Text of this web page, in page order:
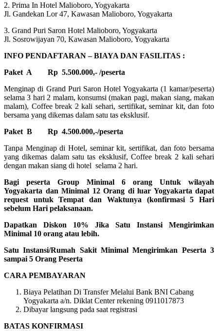
2. Prima In Hotel Malioboro, Yogyakarta
Jl. Gandekan Lor 47, Kawasan Malioboro, Yogyakarta
3. Grand Puri Saron Hotel Malioboro, Yogyakarta
Jl. Sosrowijayan 70, Kawasan Malioboro, Yogyakarta
INFO PENDAFTARAN – BIAYA DAN FASILITAS :
Paket A Rp 5.500.000,- /peserta
Menginap di Grand Puri Saron Hotel Yogyakarta (1 kamar/peserta)
selama 3 hari 2 malam, konsumsi (makan pagi, makan siang, makan
malam), Coffee break 2 kali sehari, sertifikat, seminar kit, dan foto
bersama yang dikemas dalam satu tas eksklusif.
Paket B Rp 4.500.000,-/peserta
Tanpa Menginap di Hotel, seminar kit, sertifikat, dan foto bersama
yang dikemas dalam satu tas eksklusif, Coffee break 2 kali sehari
dengan makan siang di hotel selama 2 hari.
Bagi peserta Group Minimal 6 orang Untuk wilayah
Yogyakarta dan Minimal 12 Orang di luar Yogyakarta dapat
request untuk Tempat dan Waktunya (konfirmasi 5 Hari
sebelum Hari pelaksanaan.
Dapatkan Diskon 10% Jika Satu Instansi Mengirimkan
Minimal 10 orang atau lebih.
Satu Instansi/Rumah Sakit Minimal Mengirimkan Peserta 3
sampai 5 Orang Peserta
CARA PEMBAYARAN
Biaya Pelatihan Di Transfer Melalui Bank BNI Cabang
Yogyakarta a/n. Diklat Center rekening 0911017873
Dibayar langsung pada saat registrasi
BATAS KONFIRMASI